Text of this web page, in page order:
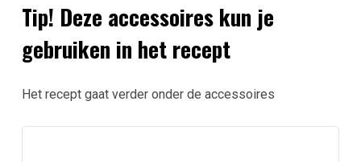
Tip! Deze accessoires kun je
gebruiken in het recept
Het recept gaat verder onder de accessoires